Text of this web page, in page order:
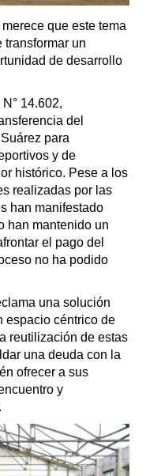
que este tema
transformar un
de desarrollo
14.602,
del
para
y de
histórico. Pese a los
realizadas por las
han manifestado
han mantenido un
el pago del
no ha podido
una solución
espacio céntrico de
reutilización de estas
una deuda con la
ofrecer a sus
y